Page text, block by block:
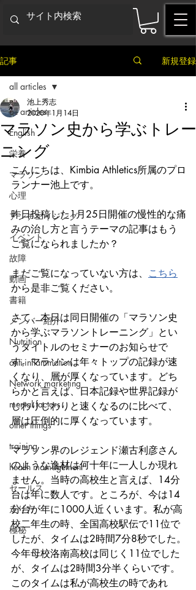
記事 新規登録
all articles
English
栄養
マラソン
心理
アンチエイジング
イベント
故障
動画
書籍
メンバー紹介
Nutrition
anti-inflammation
Network marketing
mental factors
other things
training
health mamagement
セールス
走り方
極秘
all articles
マラソン史から学ぶトレー
ニング
池上秀志
2020年1月14日
こんにちは、Kimbia Athletics所属のプロ
ランナー池上です。
昨日投稿した1月25日開催の慢性的な痛
みの治し方と言うテーマの記事はもう
ご覧になられましたか？
まだご覧になっていない方は、 こちら
から是非ご覧ください。
さて、本日は同日開催の「マラソン史
から学ぶマラソントレーニング」とい
うタイトルのセミナーのお知らせで
す。マラソンは年々トップの記録が速
くなり、層が厚くなっています。どち
らかと言えば、日本記録や世界記録が
じわりじわりと速くなるのに比べて、
層は圧倒的に厚くなっています。
マラソン界のレジェンド瀬古利彦さん
のような逸材は何十年に一人しか現れ
ません。当時の高校生と言えば、14分
台は年に数人です。ところが、今は14
分台が年に1000人近くいます。私が高
校二年生の時、全国高校駅伝で11位で
したが、タイムは2時間7分8秒でした。
今年母校洛南高校は同じく11位でした
が、タイムは2時間3分半くらいです。
このタイムは私が高校生の時であれ